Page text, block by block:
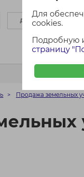
Для
cookies.
Подробную
страницу
Продажа земельных